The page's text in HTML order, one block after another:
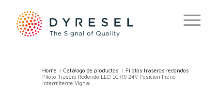
Home /Catálogo de productos Pilotos traseros redondos
Piloto Trasero Redondo LED LCR19 24V Posicion Freno
Intermitente Vignal...